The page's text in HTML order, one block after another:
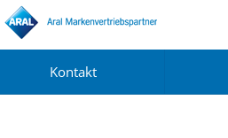
Kontakt